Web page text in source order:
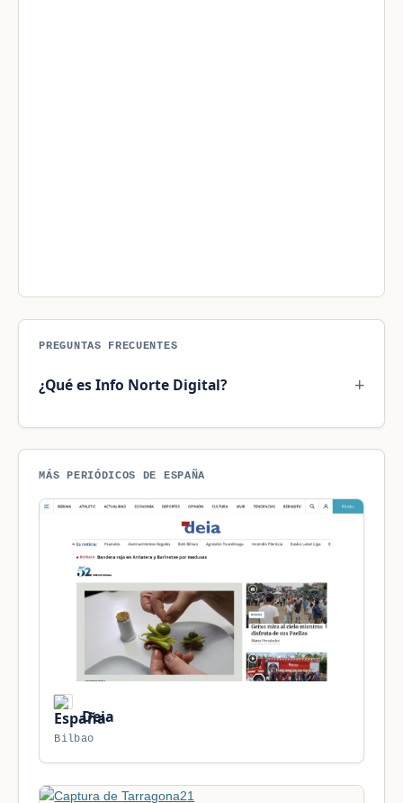
PREGUNTAS FRECUENTES
¿Qué es Info Norte Digital?
MÁS PERIÓDICOS DE ESPAÑA
Deia
Bilbao